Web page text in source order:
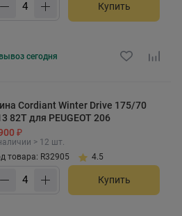
Купить
сегодня
Cordiant Winter Drive 175/70
82T для PEUGEOT 206
₽
> 12 шт.
товара: R32905
4.5
Купить